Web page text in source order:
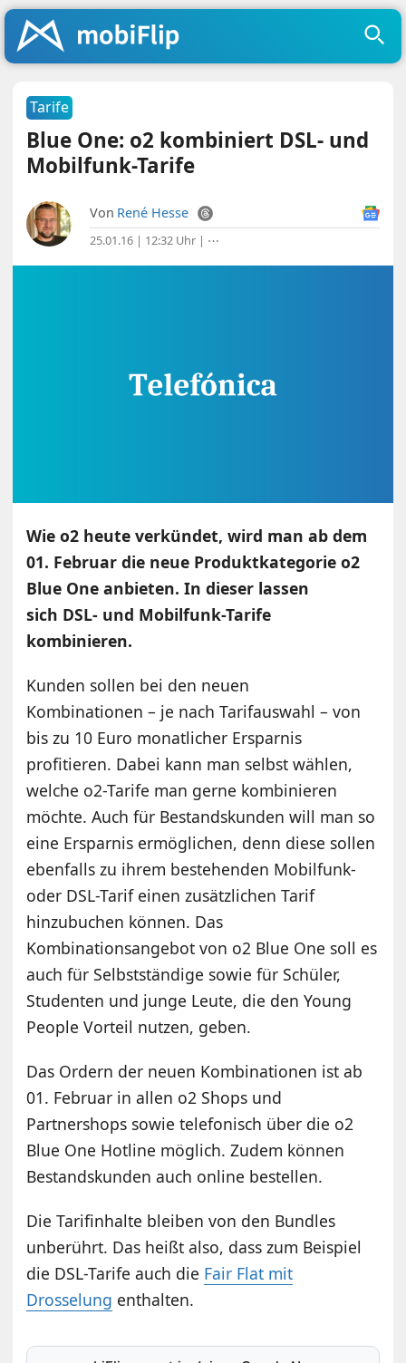
Tarife
Blue One: o2 kombiniert DSL- und
Mobilfunk-Tarife
Von René Hesse
25.01.16 | 12:32 Uhr | ⋯
Wie o2 heute verkündet, wird man ab dem
01. Februar die neue Produktkategorie o2
Blue One anbieten. In dieser lassen
sich DSL- und Mobilfunk-Tarife
kombinieren.
Kunden sollen bei den neuen
Kombinationen – je nach Tarifauswahl – von
bis zu 10 Euro monatlicher Ersparnis
profitieren. Dabei kann man selbst wählen,
welche o2-Tarife man gerne kombinieren
möchte. Auch für Bestandskunden will man so
eine Ersparnis ermöglichen, denn diese sollen
ebenfalls zu ihrem bestehenden Mobilfunk-
oder DSL-Tarif einen zusätzlichen Tarif
hinzubuchen können. Das
Kombinationsangebot von o2 Blue One soll es
auch für Selbstständige sowie für Schüler,
Studenten und junge Leute, die den Young
People Vorteil nutzen, geben.
Das Ordern der neuen Kombinationen ist ab
01. Februar in allen o2 Shops und
Partnershops sowie telefonisch über die o2
Blue One Hotline möglich. Zudem können
Bestandskunden auch online bestellen.
Die Tarifinhalte bleiben von den Bundles
unberührt. Das heißt also, dass zum Beispiel
die DSL-Tarife auch die Fair Flat mit
Drosselung enthalten.